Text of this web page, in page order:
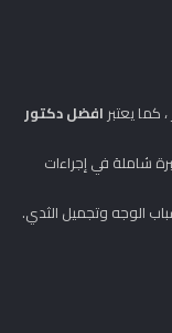
يعتبر افضل دكتور
شاملة في إجراءات
الوجه وتجميل الثدي.